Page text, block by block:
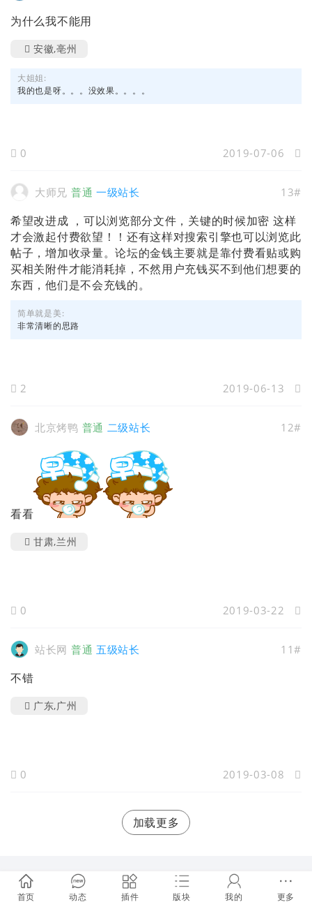
首页 动态 插件 版块 我的 更多
为什么我不能用
安徽,亳州
大姐姐:
我的也是呀。。。没效果。。。。
0 2019-07-06
大师兄 普通 一级站长 13#
希望改进成 ，可以浏览部分文件，关键的时候加密 这样
才会激起付费欲望！！还有这样对搜索引擎也可以浏览此
帖子，增加收录量。论坛的金钱主要就是靠付费看贴或购
买相关附件才能消耗掉，不然用户充钱买不到他们想要的
东西，他们是不会充钱的。
简单就是美:
非常清晰的思路
2 2019-06-13
北京烤鸭 普通 二级站长 12#
看看
甘肃,兰州
0 2019-03-22
站长网 普通 五级站长 11#
不错
广东,广州
0 2019-03-08
加载更多